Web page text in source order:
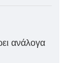
ανάλογα